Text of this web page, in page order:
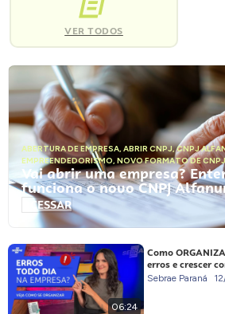
VER TODOS
ABERTURA DE EMPRESA, ABRIR CNPJ,CNPJ
EMPREENDEDORISMO, NOVO FORMATO DE CNPJ
Vai abrir uma empresa?
funciona o novo CNPJ
ACESSAR
06:24
Como
erros e crescer
Sebrae Paraná